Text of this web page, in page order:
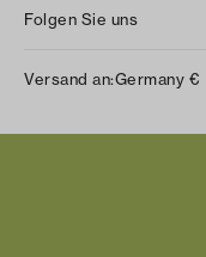
Folgen Sie uns
Twitter
Versand an:Germany €